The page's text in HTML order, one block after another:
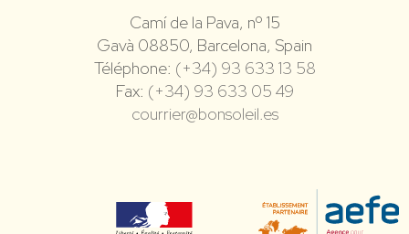
Camí de la Pava, nº 15
Gavà 08850, Barcelona, Spain
Téléphone: (+34) 93 633 13 58
Fax: (+34) 93 633 05 49
courrier@bonsoleil.es